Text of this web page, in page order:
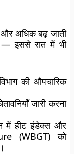
अधिक बढ़ जाती
इससे रात में भी
की औपचारिक
जारी करना
में हीट इंडेक्स और
(WBGT) को